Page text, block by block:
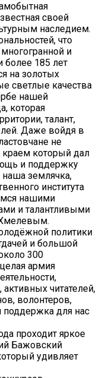
своей
наследием.
что
и
185 лет
на золотых
светлые качества
нашей
которая
талант,
Даже войдя в
не
краем который дал
и поддержку
наша землячка,
института
нашими
и талантливыми
политики
и большой
300
армия
читателей,
волонтеров,
для нас
проходит яркое
Бажовский
удивляет